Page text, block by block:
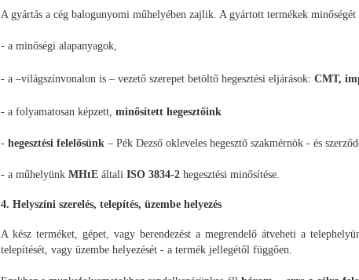
A gyártás a cég balogunyomi műhelyében zajlik. A gyártott termékek
- a minőségi alapanyagok,
- a –világszínvonalon is – vezető szerepet betöltő hegesztési eljárások: CMT,
- a folyamatosan képzett, minősített hegesztőink
- hegesztési felelősünk – Pék Dezső okleveles hegesztő szakmérnök - és
- a műhelyünk MHtE általi ISO 3834-2 hegesztési minősítése.
4. Helyszíni szerelés, telepítés, üzembe helyezés
A kész terméket, gépet, vagy berendezést a megrendelő átveheti a
telepítését, vagy üzembe helyezését - a termék jellegétől függően.